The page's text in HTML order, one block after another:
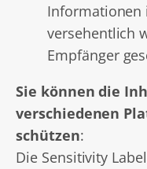
Informationen
versehentlich
Empfänger
Sie können die
verschiedenen
schützen:
Die Sensitivity